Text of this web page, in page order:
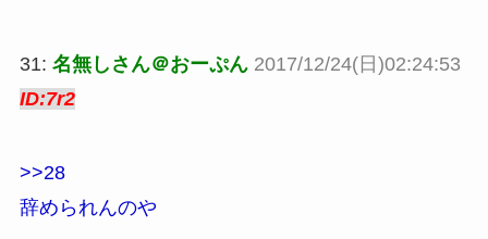
31: 名無しさん＠おーぷん 2017/12/24(日)02:24:53
ID:7r2
>>28
辞められんのや